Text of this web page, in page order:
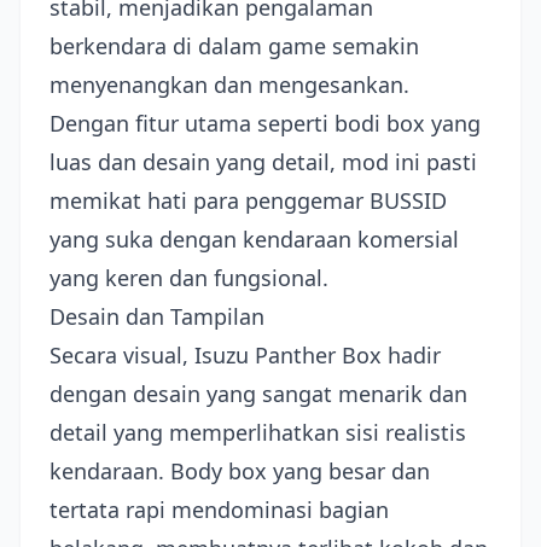
stabil, menjadikan pengalaman
berkendara di dalam game semakin
menyenangkan dan mengesankan.
Dengan fitur utama seperti bodi box yang
luas dan desain yang detail, mod ini pasti
memikat hati para penggemar BUSSID
yang suka dengan kendaraan komersial
yang keren dan fungsional.
Desain dan Tampilan
Secara visual, Isuzu Panther Box hadir
dengan desain yang sangat menarik dan
detail yang memperlihatkan sisi realistis
kendaraan. Body box yang besar dan
tertata rapi mendominasi bagian